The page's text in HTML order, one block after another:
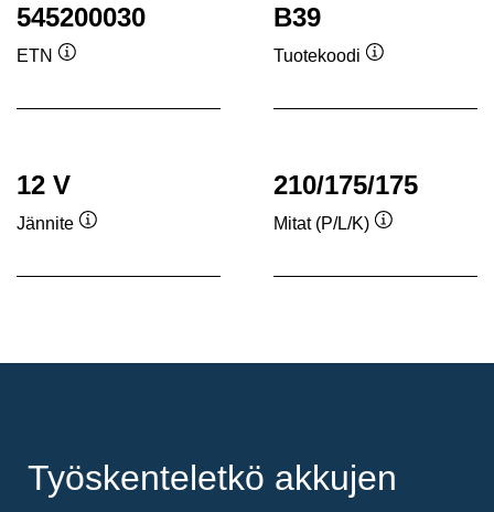
545200030
ETN
B39
Tuotekoodi
12 V
Jännite
210/175/175
Mitat (P/L/K)
Työskenteletkö akkujen